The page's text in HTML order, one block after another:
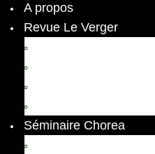
A propos
Revue Le Verger
Séminaire Chorea